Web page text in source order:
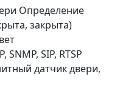
Определение
закрыта)
SIP, RTSP
датчик двери,